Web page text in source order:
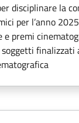
disciplinare la
per l’anno
e premi
finalizzati